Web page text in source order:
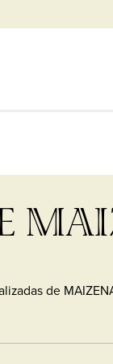
de